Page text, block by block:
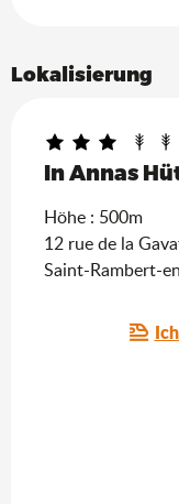
Lokalisierung
In Annas
Höhe : 500m
12 rue de la
Saint-Rambert-